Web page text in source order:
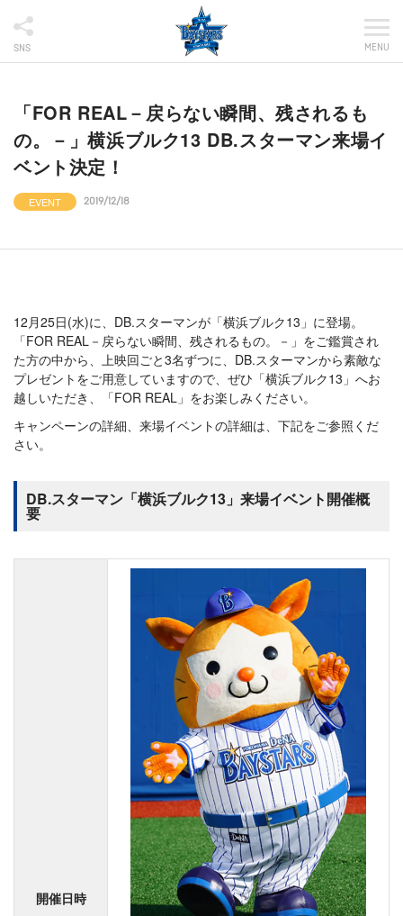
SNS MENU
「FOR REAL－戻らない瞬間、残されるも
の。－」横浜ブルク13 DB.スターマン来場イ
ベント決定！
EVENT 2019/12/18
12月25日(水)に、DB.スターマンが「横浜ブルク13」に登場。
「FOR REAL－戻らない瞬間、残されるもの。－」をご鑑賞され
た方の中から、上映回ごと3名ずつに、DB.スターマンから素敵な
プレゼントをご用意していますので、ぜひ「横浜ブルク13」へお
越しいただき、「FOR REAL」をお楽しみください。
キャンペーンの詳細、来場イベントの詳細は、下記をご参照くだ
さい。
DB.スターマン「横浜ブルク13」来場イベント開催概
要
開催日時